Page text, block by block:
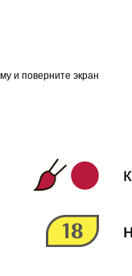
и поверните экран